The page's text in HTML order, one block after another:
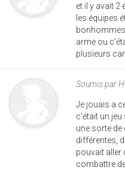
et il y avait 2
les équipes
bonhommes
arme ou
plusieurs
Soumis par
Je jouais a
c'était un
une sorte de
différentes,
pouvait aller
combattre